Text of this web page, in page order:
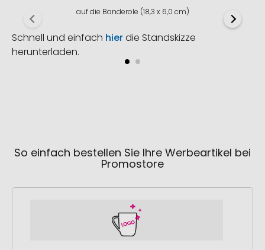
auf die Banderole (18,3 x 6,0 cm)
Schnell und einfach hierdie Standskizze
herunterladen.
So einfach bestellen Sie Ihre Werbeartikel bei
Promostore